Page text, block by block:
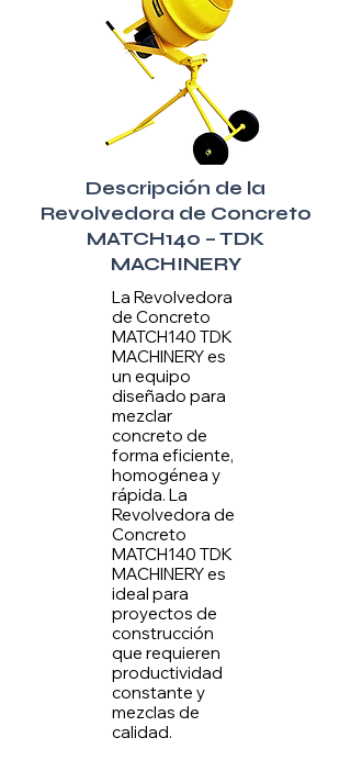
Descripción de la
Revolvedora de Concreto
MATCH140 – TDK
MACHINERY
La Revolvedora
de Concreto
MATCH140 TDK
MACHINERY es
un equipo
diseñado para
mezclar
concreto de
forma eficiente,
homogénea y
rápida. La
Revolvedora de
Concreto
MATCH140 TDK
MACHINERY es
ideal para
proyectos de
construcción
que requieren
productividad
constante y
mezclas de
calidad.